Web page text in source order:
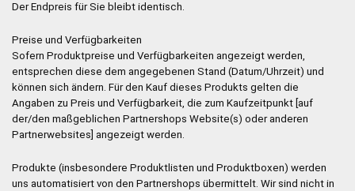
Der Endpreis für Sie bleibt identisch.
Preise und Verfügbarkeiten
Sofern Produktpreise und Verfügbarkeiten angezeigt werden,
entsprechen diese dem angegebenen Stand (Datum/Uhrzeit) und
können sich ändern. Für den Kauf dieses Produkts gelten die
Angaben zu Preis und Verfügbarkeit, die zum Kaufzeitpunkt [auf
der/den maßgeblichen Partnershops Website(s) oder anderen
Partnerwebsites] angezeigt werden.
Produkte (insbesondere Produktlisten und Produktboxen) werden
uns automatisiert von den Partnershops übermittelt. Wir sind nicht in